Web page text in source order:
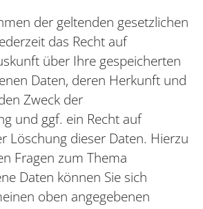
der geltenden gesetzlichen
das Recht auf
über Ihre gespeicherten
Daten, deren Herkunft und
Zweck der
und ggf. ein Recht auf
Löschung dieser Daten. Hierzu
Fragen zum Thema
Daten können Sie sich
oben angegebenen